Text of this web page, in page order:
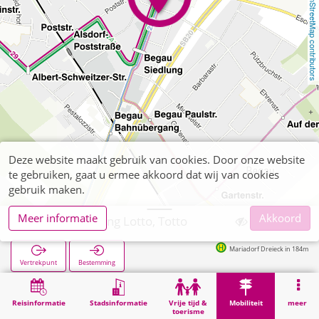
OpenStreetMap contributors
Reisinformatie Stadsinformatie
Vrije tijd &
toerisme
Mobiliteit meer
Alsdorf, Röhring Lotto, Totto
Vertrekpunt Bestemming
Mariadorf Dreieck in 184m
Mobiliteit Verkoop van tickets Alsdorf, Röhring Lotto, Totto
Deze website maakt gebruik van cookies. Door onze website
te gebruiken, gaat u ermee akkoord dat wij van cookies
gebruik maken.
Meer informatie
Akkoord